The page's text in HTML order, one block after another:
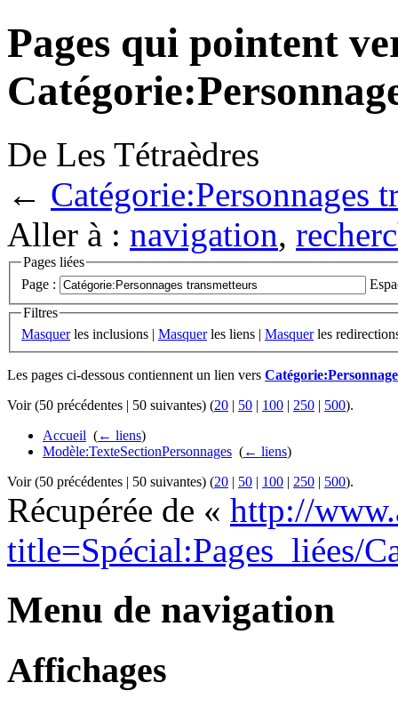
Pages qui pointent
De Les Tétraèdres
← Catégorie:Personnages
Aller à : navigation,
Pages liées
Page :
Filtres
Masquerles inclusions | Masquerles liens | Masquerles
Les pages ci-dessous contiennent un lien vers
Voir (50 précédentes | 50 suivantes) (20 | 50 | 100 | 250 | 500).
Accueil (← liens)
Modèle:TexteSectionPersonnages (← liens)
Voir (50 précédentes | 50 suivantes) (20 | 50 | 100 | 250 | 500).
Récupérée de « http://
title=Spécial:Pages_liées/
Menu de navigation
Affichages